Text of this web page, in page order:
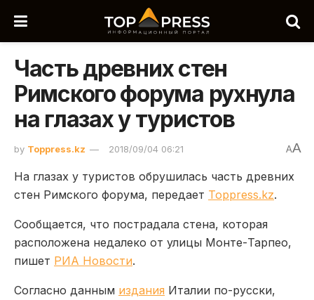
Часть древних стен
Римского форума рухнула
на глазах у туристов
by Toppress.kz 2018/09/04 06:21 AA
На глазах у туристов обрушилась часть древних
стен Римского форума, передает Toppress.kz.
Cообщается, что пострадала стена, которая
расположена недалеко от улицы Монте-Тарпео,
пишет РИА Новости.
Согласно данным издания Италии по-русски,